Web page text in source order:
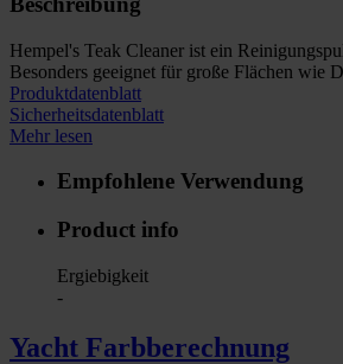
Hempel's Teak Cleaner ist ein
Besonders geeignet für große Flächen wie
Produktdatenblatt
Sicherheitsdatenblatt
Mehr lesen
Empfohlene Verwendung
Product info
Ergiebigkeit
-
Yacht Farbberechnung